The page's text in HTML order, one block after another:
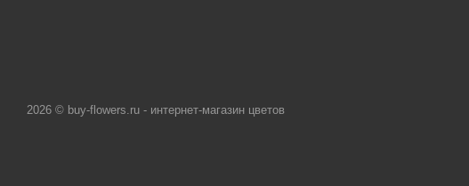
2026 © buy-flowers.ru - интернет-магазин цветов